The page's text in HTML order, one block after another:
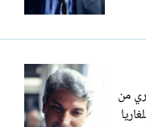
سوري من